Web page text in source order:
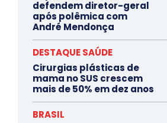
defendem diretor-geral
após polêmica com
André Mendonça
DESTAQUE SAÚDE
Cirurgias plásticas de
mama no SUS crescem
mais de 50% em dez anos
BRASIL